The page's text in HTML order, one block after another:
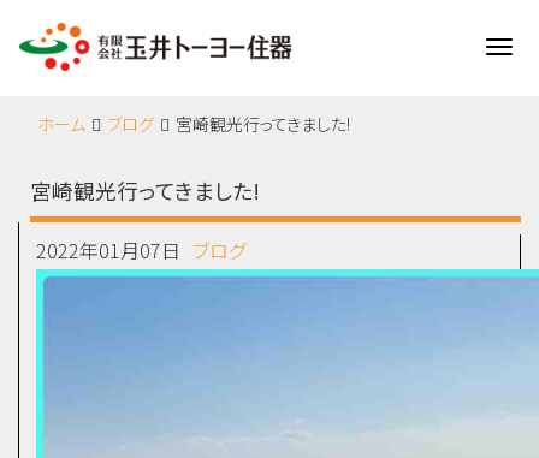
ホーム ブログ 宮崎観光行ってきました!
宮崎観光行ってきました!
2022年01月07日 ブログ